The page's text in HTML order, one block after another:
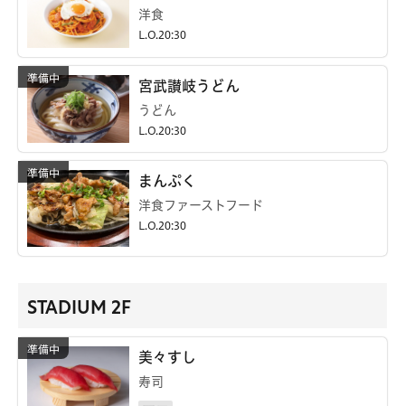
洋食
L.O.20:30
宮武讃岐うどん
うどん
L.O.20:30
まんぷく
洋食ファーストフード
L.O.20:30
STADIUM 2F
美々すし
寿司